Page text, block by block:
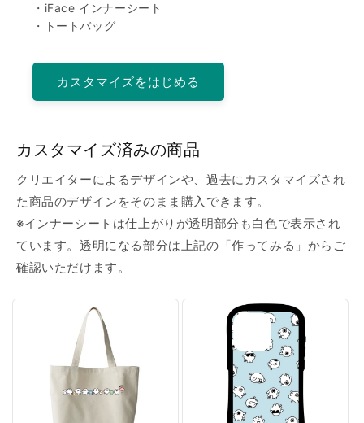
・iFace インナーシート
・トートバッグ
カスタマイズをはじめる
カスタマイズ済みの商品
クリエイターによるデザインや、過去にカスタマイズされ
た商品のデザインをそのまま購入できます。
※インナーシートは仕上がりが透明部分も白色で表示され
ています。透明になる部分は上記の「作ってみる」からご
確認いただけます。